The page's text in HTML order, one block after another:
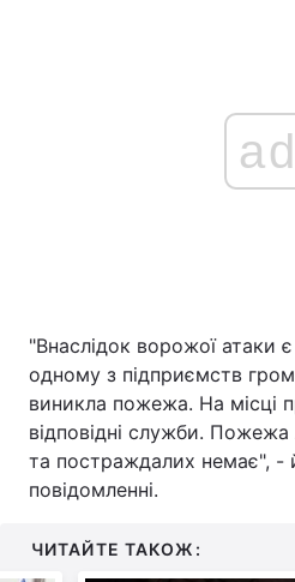
ad
"Внаслідок ворожої атаки
одному з підприємств
виникла пожежа. На місці
відповідні служби.
та постраждалих немає", -
повідомленні.
ЧИТАЙТЕ ТАКОЖ: